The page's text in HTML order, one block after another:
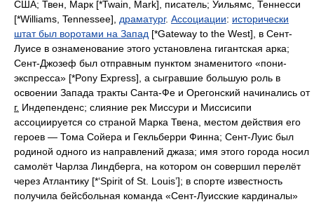
США; Твен, Марк [*Twain, Mark], писатель; Уильямс, Теннесси
[*Williams, Tennessee], драматург. Ассоциации: исторически
штат был воротами на Запад [*Gateway to the West], в Сент-
Луисе в ознаменование этого установлена гигантская арка;
Сент-Джозеф был отправным пунктом знаменитого «пони-
экспресса» [*Pony Express], а сыгравшие большую роль в
освоении Запада тракты Санта-Фе и Орегонский начинались от
г. Индепенденс; слияние рек Миссури и Миссисипи
ассоциируется со страной Марка Твена, местом действия его
героев — Тома Сойера и Гекльберри Финна; Сент-Луис был
родиной одного из направлений джаза; имя этого города носил
самолёт Чарлза Линдберга, на котором он совершил перелёт
через Атлантику [*‘Spirit of St. Louis’]; в спорте известность
получила бейсбольная команда «Сент-Луисские кардиналы»